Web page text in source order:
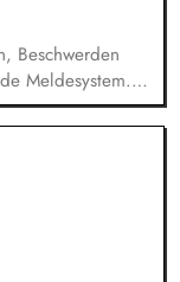
in den
Beschwerden
Meldesystem.
bei
von
an der
und dem
und